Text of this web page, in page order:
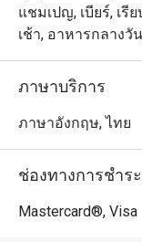
เมนูแนะนำที่ห้ามพ
ย่างสุดนุ่ม และขนม
มอบประสบการณ์ที่
นักท่องเที่ยว เหมา
และทำเลที่สะดวก
กลับมาอีกแน่นอน
แชมเปญ, เบียร์, เรี
เช้า, อาหารกลางวั
ภาษาบริการ
ภาษาอังกฤษ, ไทย
ช่องทางการชำร
Mastercard®, Visa